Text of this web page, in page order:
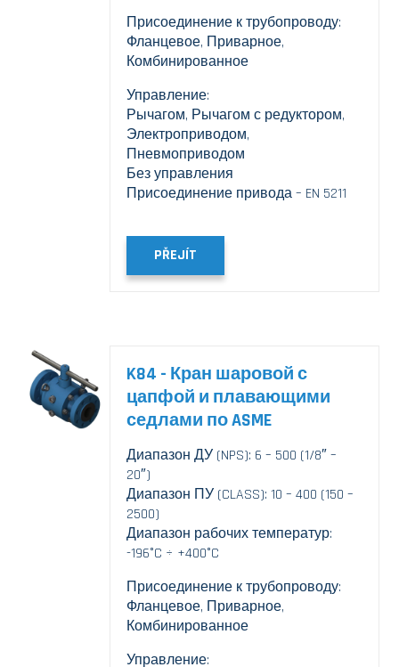
Присоединение к трубопроводу:
Фланцевое, Приварное,
Комбинированное
Управление:
Рычагом, Рычагом с редуктором,
Электроприводом,
Пневмоприводом
Без управления
Присоединение привода – EN 5211
PŘEJÍT
K84 - Кран шаровой с
цапфой и плавающими
седлами по ASME
Диапазон ДУ (NPS): 6 – 500 (1/8″ –
20″)
Диапазон ПУ (CLASS): 10 – 400 (150 –
2500)
Диапазон рабочих температур:
-196°C ÷ +400°C
Присоединение к трубопроводу:
Фланцевое, Приварное,
Комбинированное
Управление: